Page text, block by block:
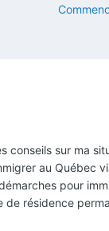
conseils sur ma
au Québec
pour
résidence